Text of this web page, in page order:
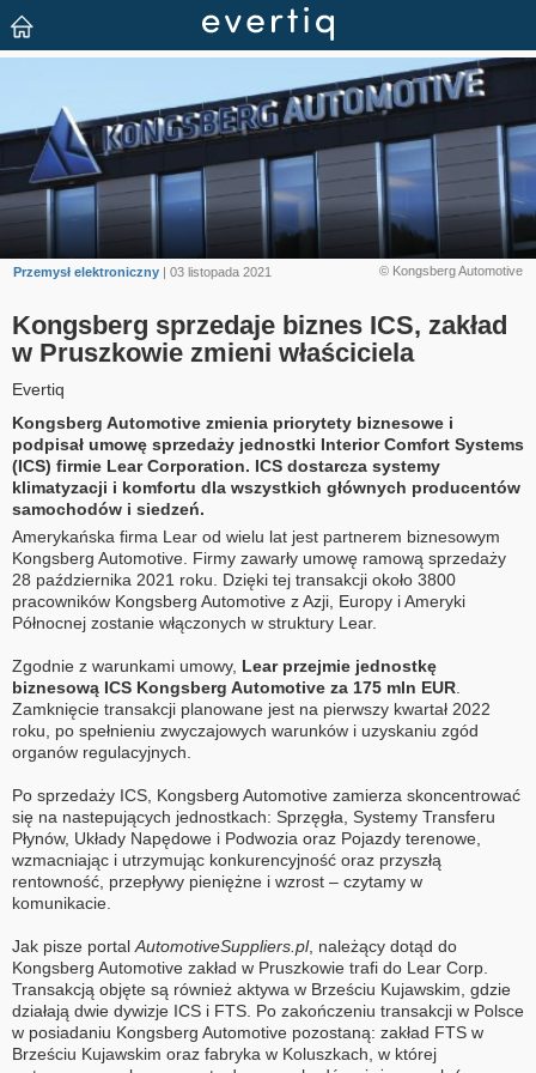
© Kongsberg Automotive
Przemysł elektroniczny | 03 listopada 2021
Kongsberg sprzedaje biznes ICS, zakład
w Pruszkowie zmieni właściciela
Evertiq
Kongsberg Automotive zmienia priorytety biznesowe i
podpisał umowę sprzedaży jednostki Interior Comfort Systems
(ICS) firmie Lear Corporation. ICS dostarcza systemy
klimatyzacji i komfortu dla wszystkich głównych producentów
samochodów i siedzeń.
Amerykańska firma Lear od wielu lat jest partnerem biznesowym
Kongsberg Automotive. Firmy zawarły umowę ramową sprzedaży
28 października 2021 roku. Dzięki tej transakcji około 3800
pracowników Kongsberg Automotive z Azji, Europy i Ameryki
Północnej zostanie włączonych w struktury Lear.
Zgodnie z warunkami umowy, Lear przejmie jednostkę
biznesową ICS Kongsberg Automotive za 175 mln EUR.
Zamknięcie transakcji planowane jest na pierwszy kwartał 2022
roku, po spełnieniu zwyczajowych warunków i uzyskaniu zgód
organów regulacyjnych.
Po sprzedaży ICS, Kongsberg Automotive zamierza skoncentrować
się na nastepujących jednostkach: Sprzęgła, Systemy Transferu
Płynów, Układy Napędowe i Podwozia oraz Pojazdy terenowe,
wzmacniając i utrzymując konkurencyjność oraz przyszłą
rentowność, przepływy pieniężne i wzrost – czytamy w
komunikacie.
Jak pisze portalAutomotiveSuppliers.pl, należący dotąd do
Kongsberg Automotive zakład w Pruszkowie trafi do Lear Corp.
Transakcją objęte są również aktywa w Brześciu Kujawskim, gdzie
działają dwie dywizje ICS i FTS. Po zakończeniu transakcji w Polsce
w posiadaniu Kongsberg Automotive pozostaną: zakład FTS w
Brześciu Kujawskim oraz fabryka w Koluszkach, w której